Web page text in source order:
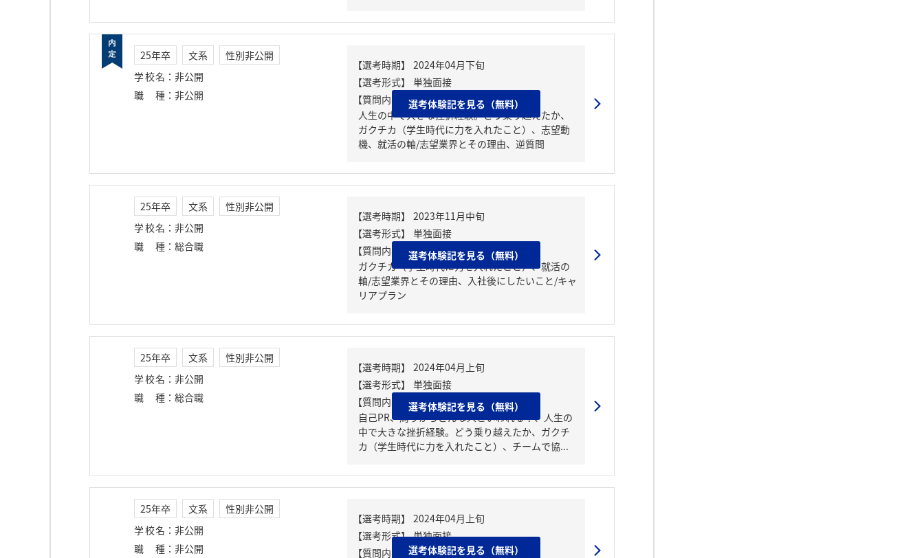
25年卒 文系
性別非公開
学校名 ： 非公開
職種 ： 非公開
【質問内容・課題】
人生の中で大きな挫折経験。どう乗り越えたか、
ガクチカ（学生時代に力を入れたこと）、志望動
機、就活の軸/志望業界とその理由、逆質問
選考体験記を見る（無料）
25年卒 文系
性別非公開
学校名 ： 非公開
職種 ： 総合職
【質問内容・課題】
ガクチカ（学生時代に力を入れたこと）、就活の
軸/志望業界とその理由、入社後にしたいこと/キャ
リアプラン
選考体験記を見る（無料）
25年卒 文系
性別非公開
学校名 ： 非公開
職種 ： 総合職
【質問内容・課題】
自己PR、周りからどんな人といわれる？、人生の
中で大きな挫折経験。どう乗り越えたか、ガクチ
カ（学生時代に力を入れたこと）、チームで協...
選考体験記を見る（無料）
25年卒 文系
性別非公開
学校名 ： 非公開
職種 ： 非公開 【質問内容・課題】選考体験記を見る（無料）